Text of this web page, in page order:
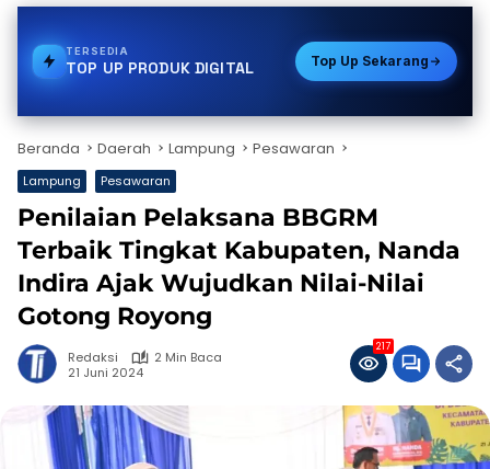
TERSEDIA
TOP UP PRODUK DIGITAL Top Up Sekarang
Beranda Daerah Lampung Pesawaran
Lampung Pesawaran
Penilaian Pelaksana BBGRM
Terbaik Tingkat Kabupaten, Nanda
Indira Ajak Wujudkan Nilai-Nilai
Gotong Royong
Redaksi
2 Min Baca
21 Juni 2024
217